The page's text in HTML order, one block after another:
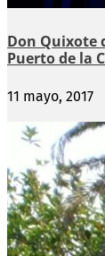
Don Quixote
Puerto de la
11 mayo, 2017